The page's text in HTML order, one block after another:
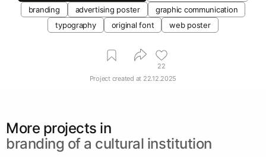
branding
advertising poster
graphic communication
typography
original font web poster
22
Project created at 22.12.2025
More projects in
branding of a cultural institution